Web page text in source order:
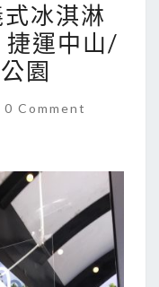
冰淇淋
捷運中山/
園
Comments
0 Comment